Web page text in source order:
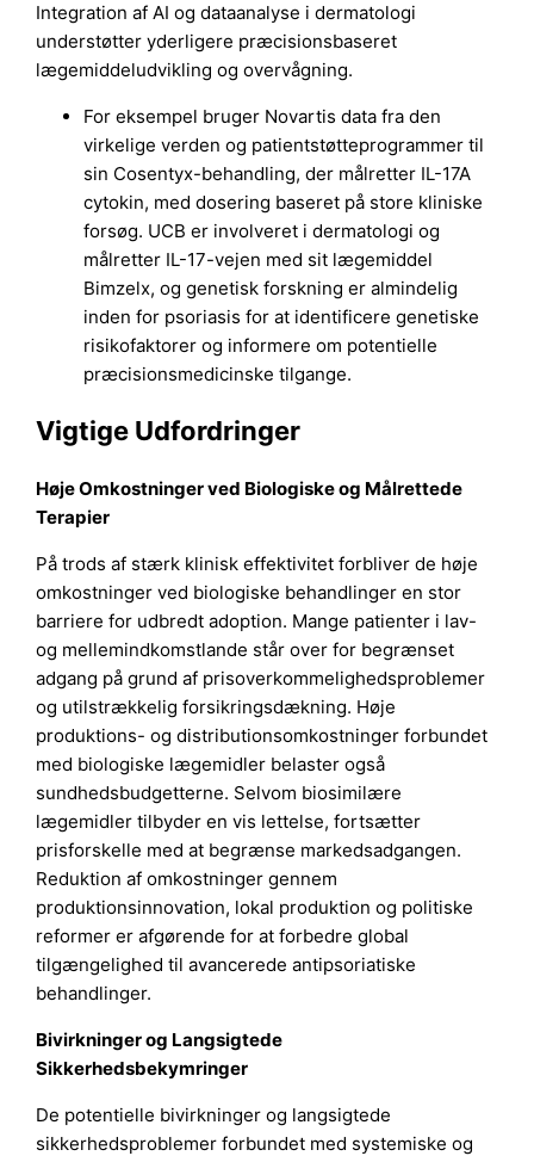
Integration af AI og dataanalyse i dermatologi
understøtter yderligere præcisionsbaseret
lægemiddeludvikling og overvågning.
For eksempel bruger Novartis data fra den
virkelige verden og patientstøtteprogrammer til
sin Cosentyx-behandling, der målretter IL-17A
cytokin, med dosering baseret på store kliniske
forsøg. UCB er involveret i dermatologi og
målretter IL-17-vejen med sit lægemiddel
Bimzelx, og genetisk forskning er almindelig
inden for psoriasis for at identificere genetiske
risikofaktorer og informere om potentielle
præcisionsmedicinske tilgange.
Vigtige Udfordringer
Høje Omkostninger ved Biologiske og Målrettede
Terapier
På trods af stærk klinisk effektivitet forbliver de høje
omkostninger ved biologiske behandlinger en stor
barriere for udbredt adoption. Mange patienter i lav-
og mellemindkomstlande står over for begrænset
adgang på grund af prisoverkommelighedsproblemer
og utilstrækkelig forsikringsdækning. Høje
produktions- og distributionsomkostninger forbundet
med biologiske lægemidler belaster også
sundhedsbudgetterne. Selvom biosimilære
lægemidler tilbyder en vis lettelse, fortsætter
prisforskelle med at begrænse markedsadgangen.
Reduktion af omkostninger gennem
produktionsinnovation, lokal produktion og politiske
reformer er afgørende for at forbedre global
tilgængelighed til avancerede antipsoriatiske
behandlinger.
Bivirkninger og Langsigtede
Sikkerhedsbekymringer
De potentielle bivirkninger og langsigtede
sikkerhedsproblemer forbundet med systemiske og